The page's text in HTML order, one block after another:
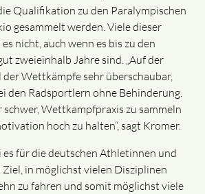
Qualifikation zu den Paralympischen
gesammelt werden. Viele dieser
nicht, auch wenn es bis zu den
zweieinhalb Jahre sind. „Auf der
der Wettkämpfe sehr überschaubar,
den Radsportlern ohne Behinderung.
schwer, Wettkampfpraxis zu sammeln
hoch zu halten“, sagt Kromer.
es für die deutschen Athletinnen und
in möglichst vielen Disziplinen
zu fahren und somit möglichst viele